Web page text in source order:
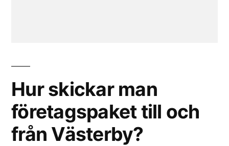
Hur skickar man
företagspaket till och
från Västerby?